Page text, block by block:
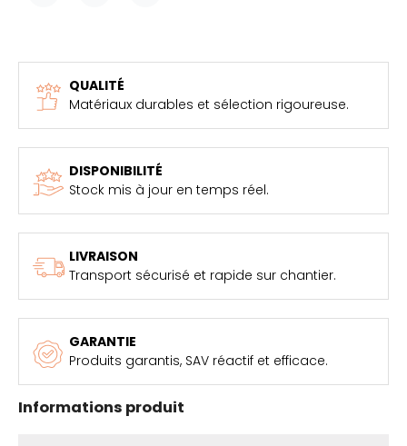
QUALITÉ
Matériaux durables et sélection rigoureuse.
DISPONIBILITÉ
Stock mis à jour en temps réel.
LIVRAISON
Transport sécurisé et rapide sur chantier.
GARANTIE
Produits garantis, SAV réactif et efficace.
Informations produit